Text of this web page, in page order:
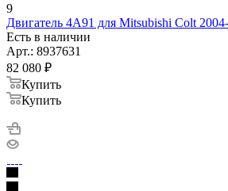
9
Двигатель 4A91 для Mitsubishi Colt
Есть в наличии
Арт.: 8937631
82 080 ₽
Купить
Купить